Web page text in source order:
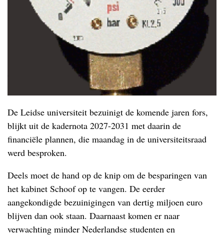
De Leidse universiteit bezuinigt de komende jaren fors,
blijkt uit de kadernota 2027-2031 met daarin de
financiële plannen, die maandag in de universiteitsraad
werd besproken.
Deels moet de hand op de knip om de besparingen van
het kabinet Schoof op te vangen. De eerder
aangekondigde bezuinigingen van dertig miljoen euro
blijven dan ook staan. Daarnaast komen er naar
verwachting minder Nederlandse studenten en